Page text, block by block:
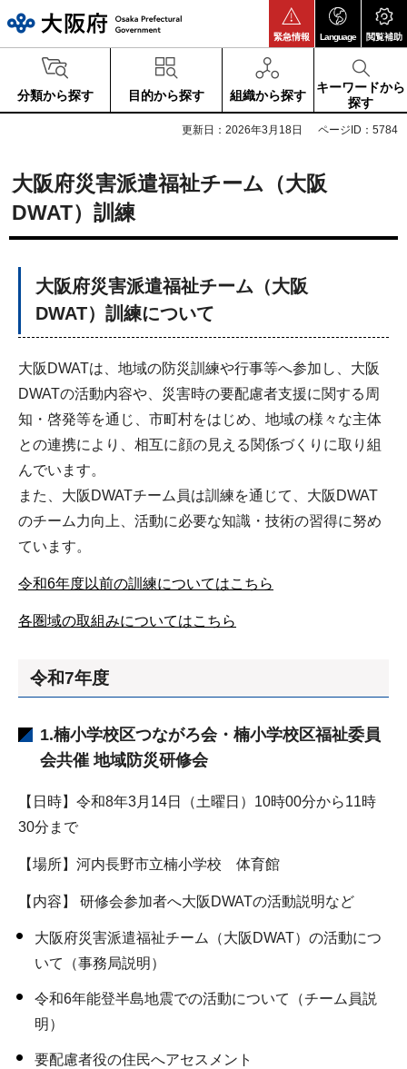
緊急情報 Language 閲覧補助
分類から探す 目的から探す 組織から探す
キーワードから
探す
更新日：2026年3月18日 ページID：5784
大阪府災害派遣福祉チーム（大阪
DWAT）訓練
大阪府災害派遣福祉チーム（大阪
DWAT）訓練について
大阪DWATは、地域の防災訓練や行事等へ参加し、大阪
DWATの活動内容や、災害時の要配慮者支援に関する周
知・啓発等を通じ、市町村をはじめ、地域の様々な主体
との連携により、相互に顔の見える関係づくりに取り組
んでいます。
また、大阪DWATチーム員は訓練を通じて、大阪DWAT
のチーム力向上、活動に必要な知識・技術の習得に努め
ています。
令和6年度以前の訓練についてはこちら
各圏域の取組みについてはこちら
令和7年度
1.楠小学校区つながろ会・楠小学校区福祉委員
会共催 地域防災研修会
【日時】令和8年3月14日（土曜日）10時00分から11時
30分まで
【場所】河内長野市立楠小学校 体育館
【内容】 研修会参加者へ大阪DWATの活動説明など
大阪府災害派遣福祉チーム（大阪DWAT）の活動につ
いて（事務局説明）
令和6年能登半島地震での活動について（チーム員説
明）
要配慮者役の住民へアセスメント